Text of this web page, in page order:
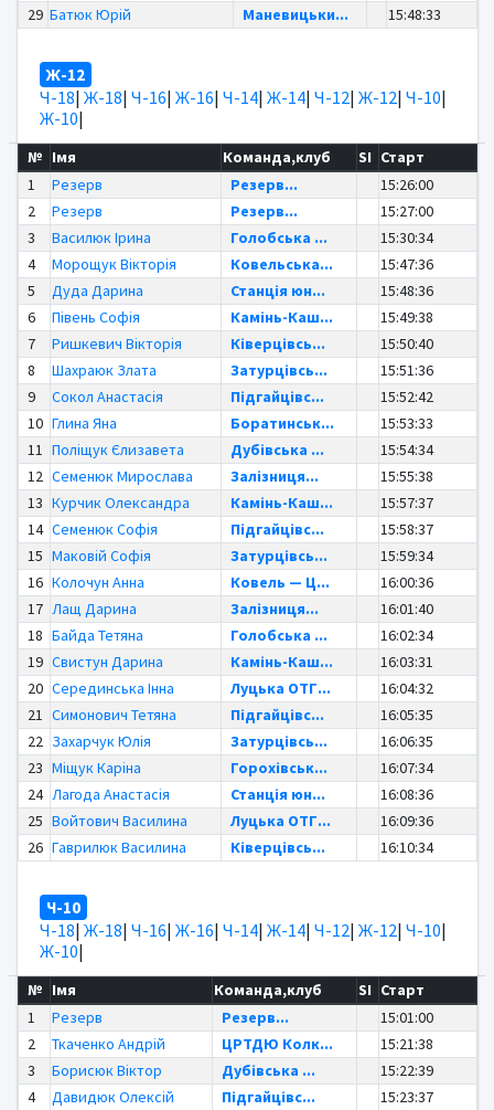
29 Батюк Юрій Маневицьки... 15:48:33
Ж-12
Ч-18| Ж-18| Ч-16| Ж-16| Ч-14| Ж-14| Ч-12| Ж-12| Ч-10|
Ж-10|
№ Імя Команда,клуб SI Старт
1
Резерв Резерв...
15:26:00
2
Резерв Резерв...
15:27:00
3
Василюк Ірина Голобська ...
15:30:34
4
Морощук Вікторія Ковельська...
15:47:36
5
Дуда Дарина Станція юн...
15:48:36
6
Півень Софія Камінь-Каш...
15:49:38
7
Ришкевич Вікторія Ківерцівсь...
15:50:40
8
Шахраюк Злата Затурцівсь...
15:51:36
9
Сокол Анастасія Підгайцівс...
15:52:42
10 Глина Яна Боратинськ...
15:53:33
11 Поліщук Єлизавета Дубівська ...
15:54:34
12 Семенюк Мирослава Залізниця...
15:55:38
13 Курчик Олександра Камінь-Каш...
15:57:37
14 Семенюк Софія Підгайцівс...
15:58:37
15 Маковій Софія Затурцівсь...
15:59:34
16 Колочун Анна Ковель — Ц...
16:00:36
17 Лащ Дарина Залізниця...
16:01:40
18 Байда Тетяна Голобська ...
16:02:34
19 Свистун Дарина Камінь-Каш...
16:03:31
20 Серединська Інна Луцька ОТГ...
16:04:32
21 Симонович Тетяна Підгайцівс...
16:05:35
22 Захарчук Юлія Затурцівсь...
16:06:35
23 Міщук Каріна Горохівськ...
16:07:34
24 Лагода Анастасія Станція юн...
16:08:36
25 Войтович Василина Луцька ОТГ...
16:09:36
26 Гаврилюк Василина Ківерцівсь... 16:10:34
Ч-10
Ч-18| Ж-18| Ч-16| Ж-16| Ч-14| Ж-14| Ч-12| Ж-12| Ч-10|
Ж-10|
№ Імя Команда,клуб SI Старт
1
Резерв Резерв...
15:01:00
2
Ткаченко Андрій ЦРТДЮ Колк...
15:21:38
3
Борисюк Віктор Дубівська ...
15:22:39
4
Давидюк Олексій Підгайцівс...
15:23:37